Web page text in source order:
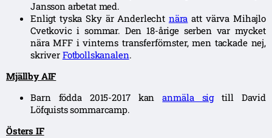
Jansson arbetat med.
Enligt tyska Sky är Anderlecht nära att värva Mihajlo
Cvetkovic i sommar. Den 18-årige serben var mycket
nära MFF i vinterns transferförnster, men tackade nej,
skriver Fotbollskanalen.
Mjällby AIF
Barn födda 2015-2017 kananmäla sigtill David
Löfquists sommarcamp.
Östers IF